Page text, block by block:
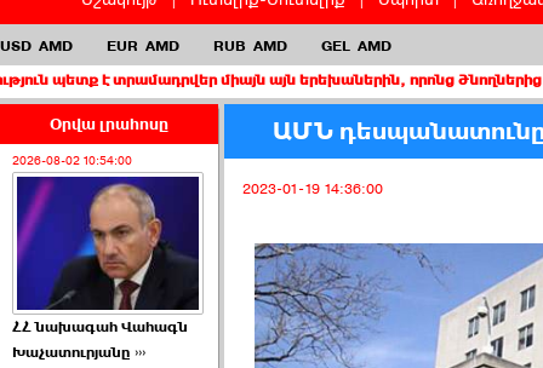
USD AMD EUR AMD RUB AMD GEL AMD
տրամադրվեր միայն այն երեխաներին, որոնց ծնողներից
Օրվա լրահոսը
2026-08-02 10:54:00
ՀՀ նախագահ Վահագն
Խաչատուրյանը ›››
ԱՄՆ դեսպանատունը
2023-01-19 14:36:00